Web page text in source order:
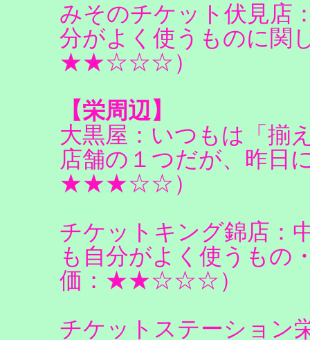
みそのチケット伏見店
分がよく使うものに関
★★☆☆☆）
【栄周辺】
大黒屋：いつもは「揃
店舗の１つだが、昨日
★★★☆☆）
チケットキング錦店：
も自分がよく使うもの
価：★★☆☆☆）
チケットステーション